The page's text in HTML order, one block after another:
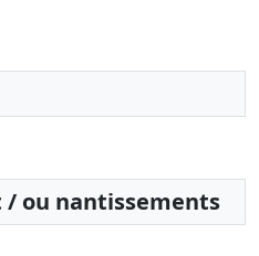
/ ou nantissements